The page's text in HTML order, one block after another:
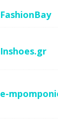
FashionBay
Inshoes.gr
e-